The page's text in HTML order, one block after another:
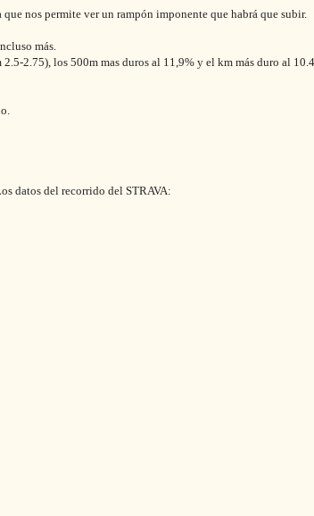
nos permite ver un rampón imponente que habrá que subir.
más.
2.75), los 500m mas duros al 11,9% y el km más duro al
datos del recorrido del STRAVA: